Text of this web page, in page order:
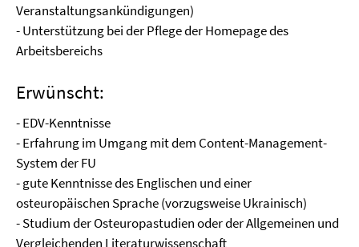
Veranstaltungsankündigungen)
- Unterstützung bei der Pflege der Homepage des
Arbeitsbereichs
Erwünscht:
- EDV-Kenntnisse
- Erfahrung im Umgang mit dem Content-Management-
System der FU
- gute Kenntnisse des Englischen und einer
osteuropäischen Sprache (vorzugsweise Ukrainisch)
- Studium der Osteuropastudien oder der Allgemeinen und
Vergleichenden Literaturwissenschaft